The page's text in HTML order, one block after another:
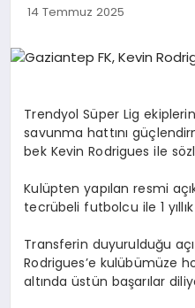
DIĞER SPORLAR
14 Temmuz 2025
Trendyol Süper Lig
savunma hattını
bek Kevin Rodrigues ile
Kulüpten yapılan resmi
tecrübeli futbolcu ile 1
Transferin duyurulduğu
Rodrigues’e kulübümüze
altında üstün başarılar